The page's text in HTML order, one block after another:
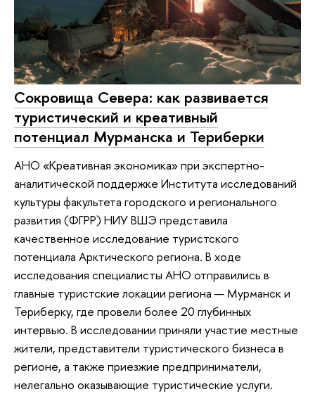
Сокровища Cевера: как развивается
туристический и креативный
потенциал Мурманска и Териберки
АНО «Креативная экономика» при экспертно-
аналитической поддержке Института исследований
культуры факультета городского и регионального
развития (ФГРР) НИУ ВШЭ представила
качественное исследование туристского
потенциала Арктического региона. В ходе
исследования специалисты АНО отправились в
главные туристские локации региона — Мурманск и
Териберку, где провели более 20 глубинных
интервью. В исследовании приняли участие местные
жители, представители туристического бизнеса в
регионе, а также приезжие предприниматели,
нелегально оказывающие туристические услуги.